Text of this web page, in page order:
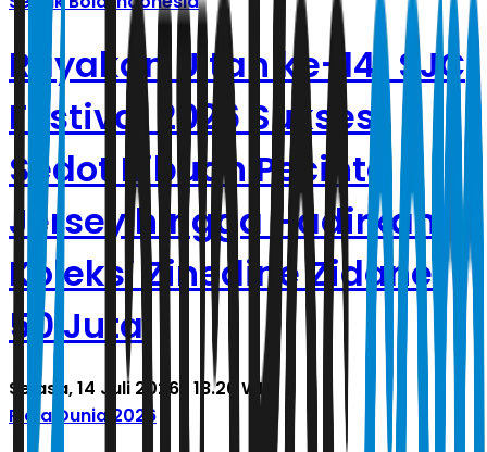
Rayakan Ultah ke-14! SJC
Festival 2026 Sukses
Sedot Ribuan Pecinta
Jersey hingga Hadirkan
Koleksi Zinedine Zidane
50 Juta
Selasa, 14 Juli 2026 | 18.26 WIB
Piala Dunia 2026